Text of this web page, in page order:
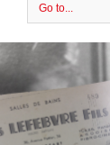
Go to...